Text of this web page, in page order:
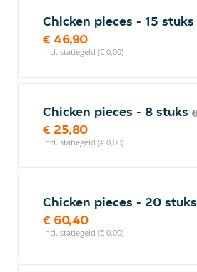
Chicken pieces - 15 stuks
€ 46,90
incl. statiegeld (€ 0,00)
Chicken pieces - 8 stuks
€ 25,80
incl. statiegeld (€ 0,00)
Chicken pieces - 20 stuks
€ 60,40
incl. statiegeld (€ 0,00)